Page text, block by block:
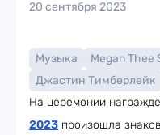
20 сентября 2023
Музыка
Megan Thee
Джастин Тимберлейк
На церемонии
2023 произошла